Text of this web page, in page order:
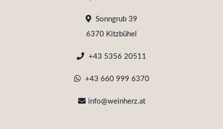
Sonngrub 39
6370 Kitzbühel
+43 5356 20511
+43 660 999 6370
info@weinherz.at